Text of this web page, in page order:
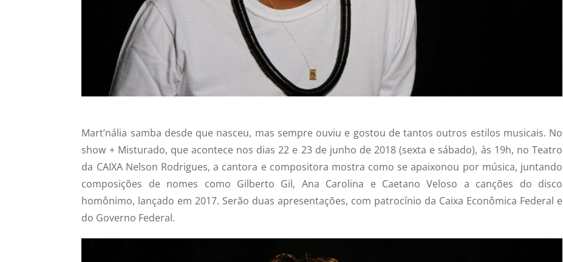
Mart’nália samba desde que nasceu, mas sempre ouviu e gostou de tantos outros estilos musicais. No
show + Misturado, que acontece nos dias 22 e 23 de junho de 2018 (sexta e sábado), às 19h, no Teatro
da CAIXA Nelson Rodrigues, a cantora e compositora mostra como se apaixonou por música, juntando
composições de nomes como Gilberto Gil, Ana Carolina e Caetano Veloso a canções do disco
homônimo, lançado em 2017. Serão duas apresentações, com patrocínio da Caixa Econômica Federal e
do Governo Federal.